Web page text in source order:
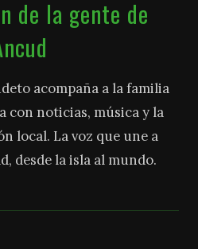
de la gente de
acompaña a la familia
con noticias, música y la
local. La voz que une a
desde la isla al mundo.